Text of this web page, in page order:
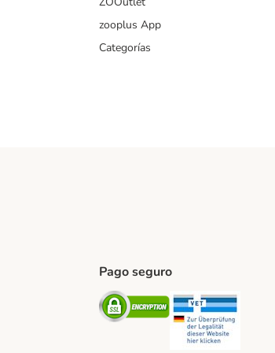
zooplus App
Categorías
Method
Method
Shipping Method
Pago seguro
Security